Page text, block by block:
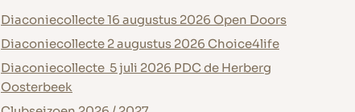
Diaconiecollecte 16 augustus 2026 Open Doors
Diaconiecollecte 2 augustus 2026 Choice4life
Diaconiecollecte 5 juli 2026 PDC de Herberg
Oosterbeek